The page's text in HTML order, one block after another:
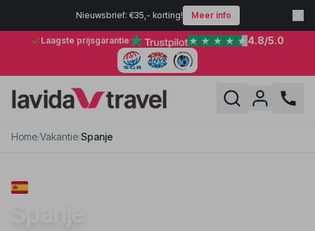
Nieuwsbrief: €35,- korting! Meer info
Laagste prijsgarantie 4.8/5.0
Home/Vakantie/Spanje